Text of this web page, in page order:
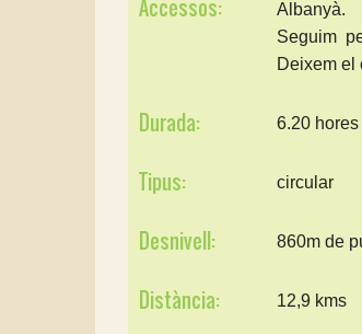
Accessos:
Albanyà.
Seguim
Deixem el
Durada: 6.20 hores
Tipus: circular
Desnivell: 860m de
Distància: 12,9 kms